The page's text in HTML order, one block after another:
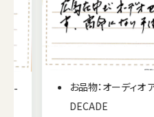
PS-
お品物：オーディオ
DECADE